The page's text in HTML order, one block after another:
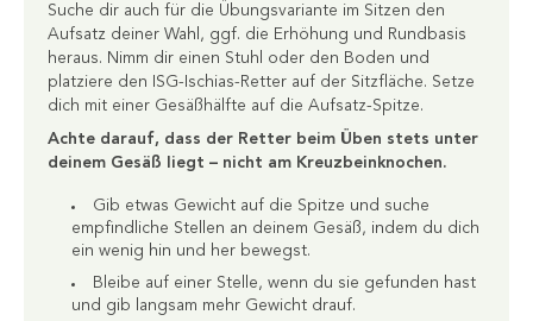
Suche dir auch für die Übungsvariante im Sitzen den
Aufsatz deiner Wahl, ggf. die Erhöhung und Rundbasis
heraus. Nimm dir einen Stuhl oder den Boden und
platziere den ISG-Ischias-Retter auf der Sitzfläche. Setze
dich mit einer Gesäßhälfte auf die Aufsatz-Spitze.
Achte darauf, dass der Retter beim Üben stets unter
deinem Gesäß liegt – nicht am Kreuzbeinknochen.
Gib etwas Gewicht auf die Spitze und suche
empfindliche Stellen an deinem Gesäß, indem du dich
ein wenig hin und her bewegst.
Bleibe auf einer Stelle, wenn du sie gefunden hast
und gib langsam mehr Gewicht drauf.